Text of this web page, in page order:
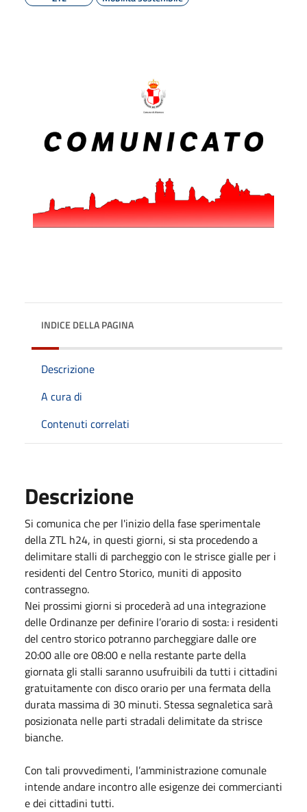
INDICE DELLA PAGINA
Descrizione
A cura di
Contenuti correlati
Descrizione
Si comunica che per l'inizio della fase sperimentale
della ZTL h24, in questi giorni, si sta procedendo a
delimitare stalli di parcheggio con le strisce gialle per i
residenti del Centro Storico, muniti di apposito
contrassegno.
Nei prossimi giorni si procederà ad una integrazione
delle Ordinanze per definire l’orario di sosta: i residenti
del centro storico potranno parcheggiare dalle ore
20:00 alle ore 08:00 e nella restante parte della
giornata gli stalli saranno usufruibili da tutti i cittadini
gratuitamente con disco orario per una fermata della
durata massima di 30 minuti. Stessa segnaletica sarà
posizionata nelle parti stradali delimitate da strisce
bianche.
Con tali provvedimenti, l’amministrazione comunale
intende andare incontro alle esigenze dei commercianti
e dei cittadini tutti.